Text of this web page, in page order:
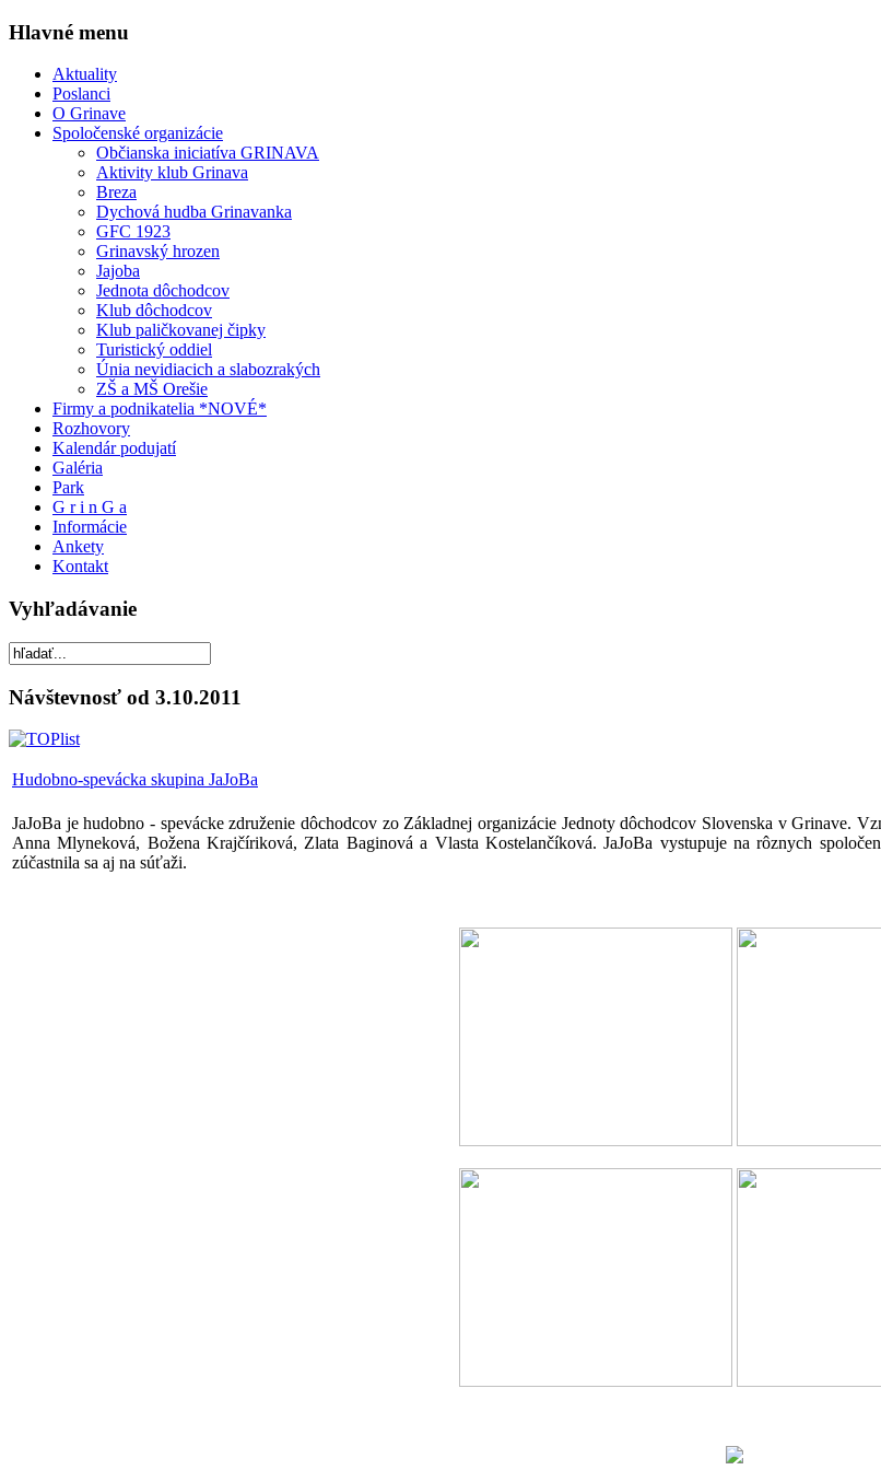
Hlavné menu
Aktuality
Poslanci
O Grinave
Spoločenské organizácie
Občianska iniciatíva GRINAVA
Aktivity klub Grinava
Breza
Dychová hudba Grinavanka
GFC 1923
Grinavský hrozen
Jajoba
Jednota dôchodcov
Klub dôchodcov
Klub paličkovanej čipky
Turistický oddiel
Únia nevidiacich a slabozrakých
ZŠ a MŠ Orešie
Firmy a podnikatelia *NOVÉ*
Rozhovory
Kalendár podujatí
Galéria
Park
G r i n G a
Informácie
Ankety
Kontakt
Vyhľadávanie
Návštevnosť od 3.10.2011
Hudobno-spevácka skupina JaJoBa
JaJoBa je hudobno - spevácke združenie dôchodcov zo Základnej organizácie Jednoty dôchodcov Slovenska v Grinave.
Anna Mlyneková, Božena Krajčíriková, Zlata Baginová a Vlasta Kostelančíková. JaJoBa vystupuje na rôznych
zúčastnila sa aj na súťaži.